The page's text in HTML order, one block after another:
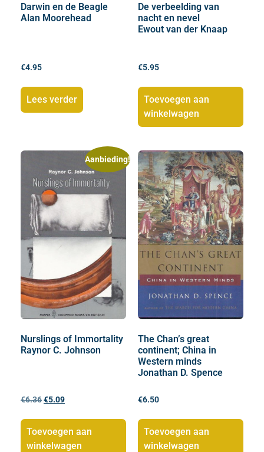
Darwin en de Beagle
Alan Moorehead
€4.95
Lees verder
De verbeelding van
nacht en nevel
Ewout van der Knaap
€5.95
Toevoegen aan
winkelwagen
Aanbieding!
Nurslings of Immortality
Raynor C. Johnson
€6.36€5.09
Toevoegen aan
winkelwagen
The Chan’s great
continent; China in
Western minds
Jonathan D. Spence
€6.50
Toevoegen aan
winkelwagen